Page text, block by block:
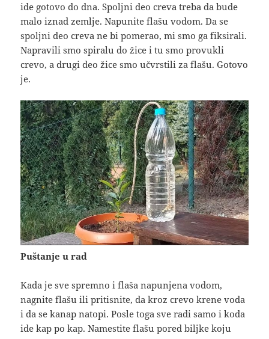
ide gotovo do dna. Spoljni deo creva treba da bude
malo iznad zemlje. Napunite flašu vodom. Da se
spoljni deo creva ne bi pomerao, mi smo ga fiksirali.
Napravili smo spiralu do žice i tu smo provukli
crevo, a drugi deo žice smo učvrstili za flašu. Gotovo
je.
Puštanje u rad
Kada je sve spremno i flaša napunjena vodom,
nagnite flašu ili pritisnite, da kroz crevo krene voda
i da se kanap natopi. Posle toga sve radi samo i koda
ide kap po kap. Namestite flašu pored biljke koju